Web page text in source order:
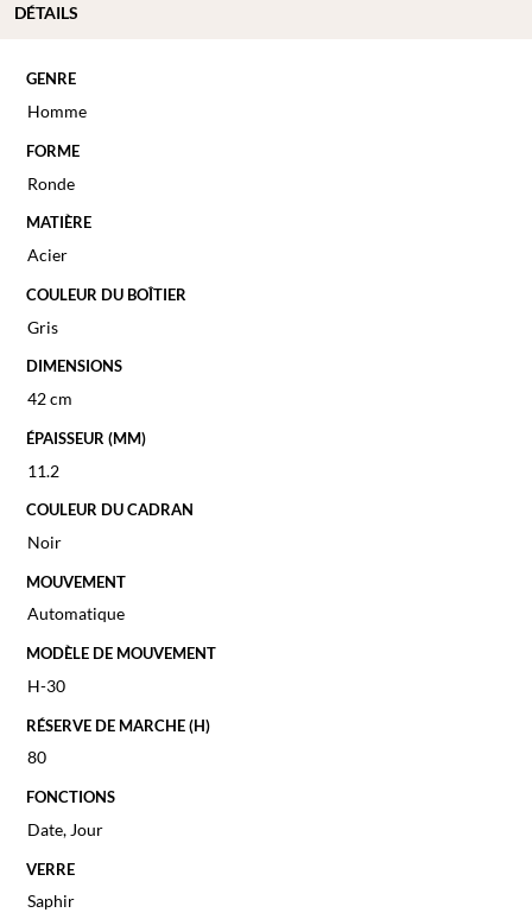
GENRE
Homme
FORME
Ronde
MATIÈRE
Acier
COULEUR DU BOÎTIER
Gris
DIMENSIONS
42 cm
ÉPAISSEUR (MM)
11.2
COULEUR DU CADRAN
Noir
MOUVEMENT
Automatique
MODÈLE DE MOUVEMENT
H-30
RÉSERVE DE MARCHE (H)
80
FONCTIONS
Date, Jour
VERRE
Saphir
DÉTAILS